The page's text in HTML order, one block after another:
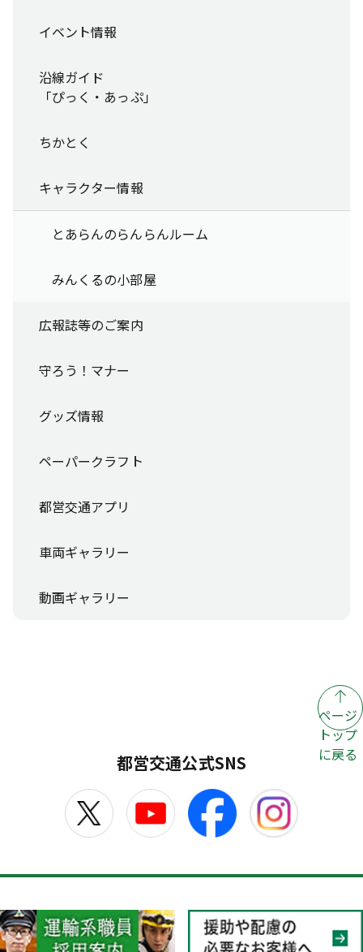
イベント情報
沿線ガイド
「ぴっく・あっぷ」
ちかとく
キャラクター情報
とあらんのらんらんルーム
みんくるの小部屋
広報誌等のご案内
守ろう！マナー
グッズ情報
ペーパークラフト
都営交通アプリ
車両ギャラリー
動画ギャラリー
ページ
トップ
に戻る
都営交通公式SNS